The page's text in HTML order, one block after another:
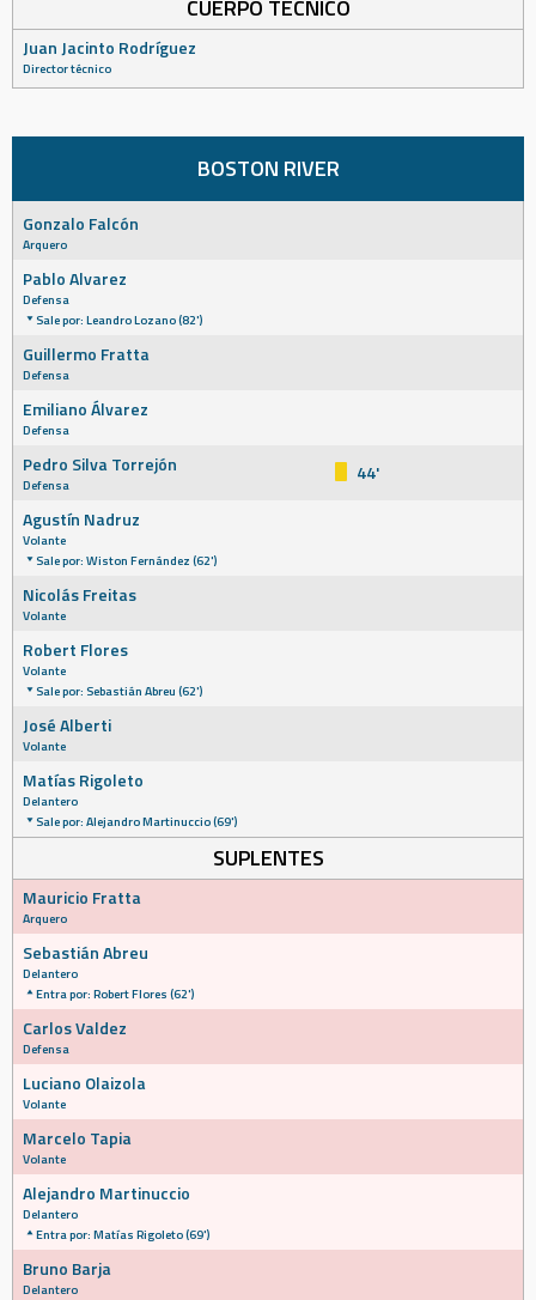
CUERPO TÉCNICO
Juan Jacinto Rodríguez
Director técnico
BOSTON RIVER
Gonzalo Falcón
Arquero
Pablo Alvarez
Defensa
Sale por: Leandro Lozano (82')
Guillermo Fratta
Defensa
Emiliano Álvarez
Defensa
Pedro Silva Torrejón
Defensa
44'
Agustín Nadruz
Volante
Sale por: Wiston Fernández (62')
Nicolás Freitas
Volante
Robert Flores
Volante
Sale por: Sebastián Abreu (62')
José Alberti
Volante
Matías Rigoleto
Delantero
Sale por: Alejandro Martinuccio (69')
SUPLENTES
Mauricio Fratta
Arquero
Sebastián Abreu
Delantero
Entra por: Robert Flores (62')
Carlos Valdez
Defensa
Luciano Olaizola
Volante
Marcelo Tapia
Volante
Alejandro Martinuccio
Delantero
Entra por: Matías Rigoleto (69')
Bruno Barja
Delantero